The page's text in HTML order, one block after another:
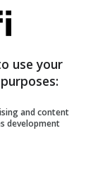
use your
and content
development